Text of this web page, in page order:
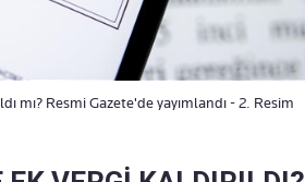
mı? Resmi Gazete'de yayımlandı - 2. Resim